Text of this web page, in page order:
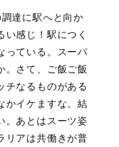
達に駅へと向か
感じ！駅につく
っている。スーパ
。さて、ご飯ご飯
チなるものがある
かイケますな。結
。あとはスーツ姿
リアは共働きが普